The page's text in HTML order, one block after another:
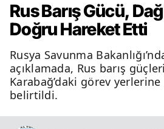
Rus Barış Gücü,
Doğru Hareket Etti
Rusya Savunma
açıklamada, Rus barış
Karabağ’daki görev
belirtildi.